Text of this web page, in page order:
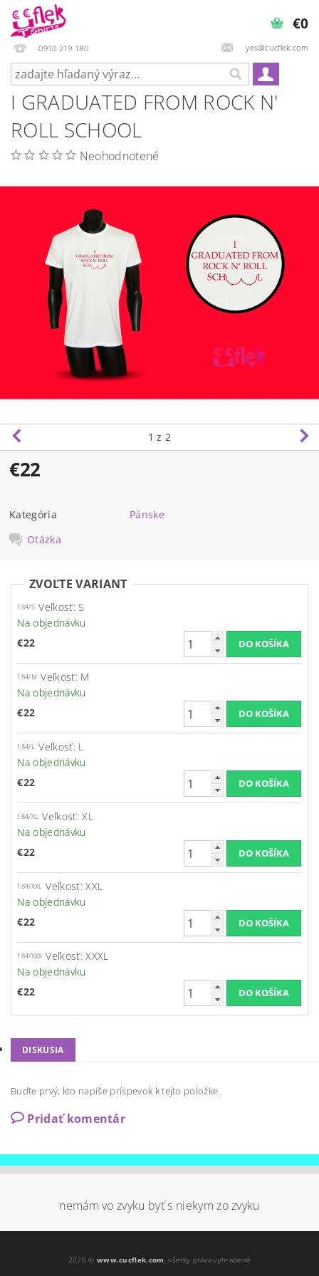
0910 219 180 yes@cucflek.com
€0
I GRADUATED FROM ROCK N'
ROLL SCHOOL
Neohodnotené
1 z 2
€22
Kategória
Pánske
Otázka
ZVOĽTE VARIANT
184/S Veľkosť: S
Na objednávku
€22
184/M Veľkosť: M
Na objednávku
€22
184/L Veľkosť: L
Na objednávku
€22
184/XL Veľkosť: XL
Na objednávku
€22
184/XXL Veľkosť: XXL
Na objednávku
€22
184/XXX Veľkosť: XXXL
Na objednávku
€22
DISKUSIA
Buďte prvý, kto napíše príspevok k tejto položke.
Pridať komentár
nemám vo zvyku byť s niekym zo zvyku
2026 © www.cucflek.com, všetky práva vyhradené